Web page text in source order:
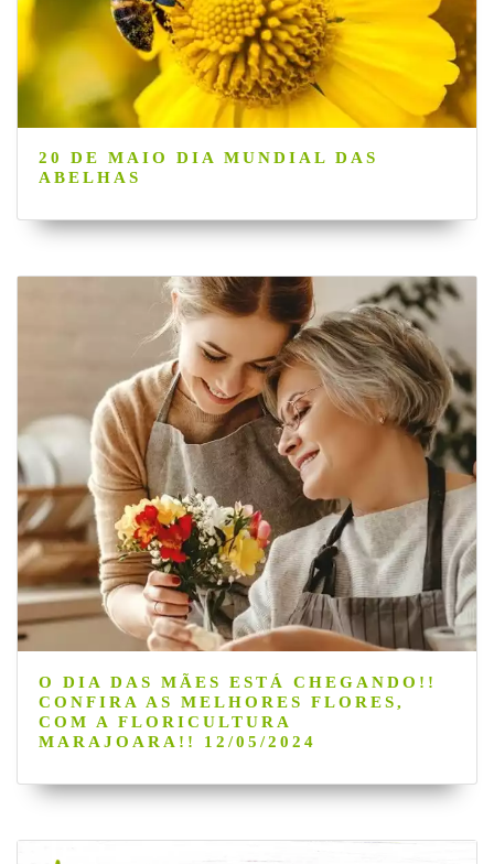
20 DE MAIO DIA MUNDIAL DAS
ABELHAS
O DIA DAS MÃES ESTÁ CHEGANDO!!
CONFIRA AS MELHORES FLORES,
COM A FLORICULTURA
MARAJOARA!! 12/05/2024